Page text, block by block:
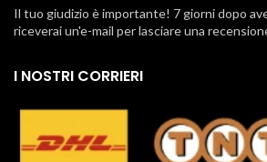
Il tuo giudizio è importante! 7 giorni dopo
riceverai un'e-mail per lasciare una
I NOSTRI CORRIERI